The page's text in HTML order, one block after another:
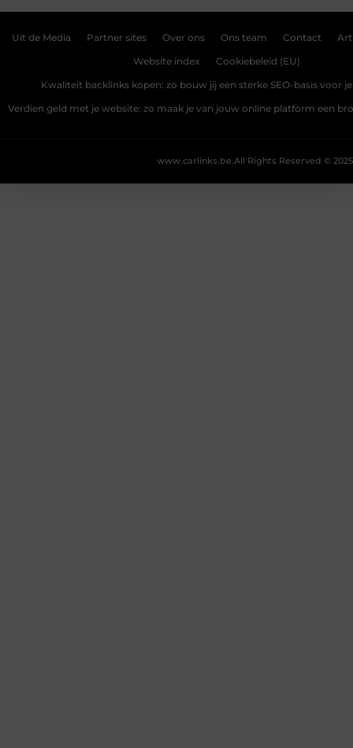
Uit de Media Partner sites Over ons Ons team Contact
Website index Cookiebeleid (EU)
Kwaliteit backlinks kopen: zo bouw jij een sterke SEO-basis voor
Verdien geld met je website: zo maak je van jouw online platform een
All Rights Reserved © 2025
www.carlinks.be.